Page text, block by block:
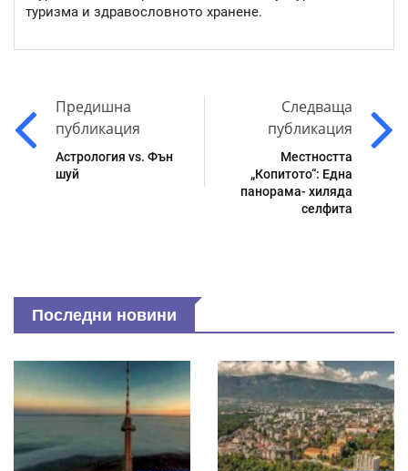
туризма и здравословното хранене.
Предишна
публикация
Астрология vs. Фън
шуй
Следваща
публикация
Местността
„Копитото“: Една
панорама- хиляда
селфита
Последни новини